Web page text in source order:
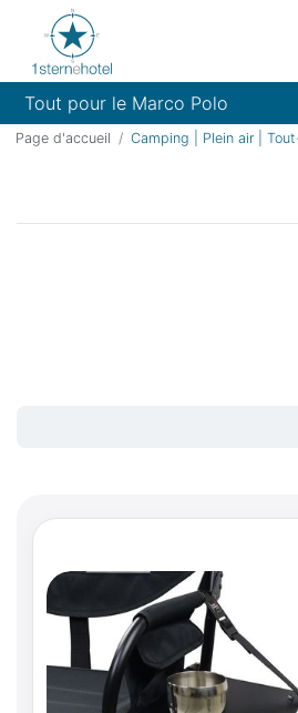
Tout pour le Marco Polo
Page d'accueil Camping | Plein air |